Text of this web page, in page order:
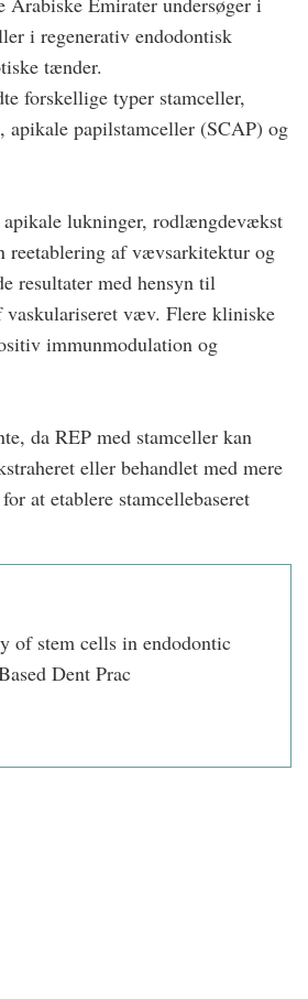
i regenerativ endodontisk
tænder.
forskellige typer stamceller,
apikale papilstamceller (SCAP) og
lukninger, rodlængdevækst
reetablering af vævsarkitektur og
resultater med hensyn til
væv. Flere kliniske
immunmodulation og
da REP med stamceller kan
eller behandlet med mere
at etablere stamcellebaseret
of stem cells in endodontic
Dent Prac